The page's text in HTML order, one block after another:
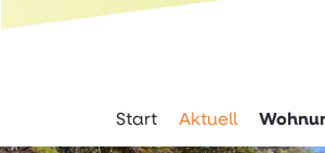
Springe direkt zu:
Start Aktuell